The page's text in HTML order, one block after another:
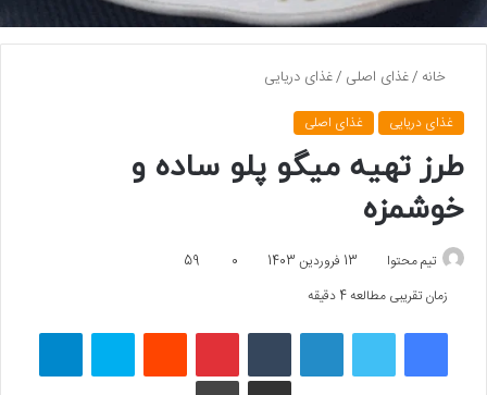
خانه /غذای اصلی /غذای دریایی
غذای دریایی غذای اصلی
طرز تهیه میگو پلو ساده و
خوشمزه
تیم محتوا 13 فروردین 1403 0
59
زمان تقریبی مطالعه 4 دقیقه
فیسبوک لینکداین پینتریست اسکایپ
چاپ